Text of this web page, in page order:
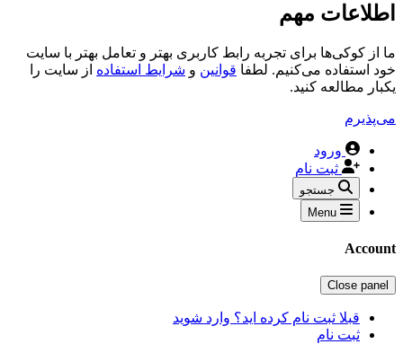
اطلاعات مهم
ما از کوکی‌ها برای تجربه رابط کاربری بهتر و تعامل بهتر با سایت
خود استفاده می‌کنیم. لطفا قوانین و شرایط استفاده از سایت را
یکبار مطالعه کنید.
می‌پذیرم
ورود
ثبت نام
جستجو
Menu
Account
Close panel
قبلا ثبت نام کرده اید؟ وارد شوید
ثبت نام